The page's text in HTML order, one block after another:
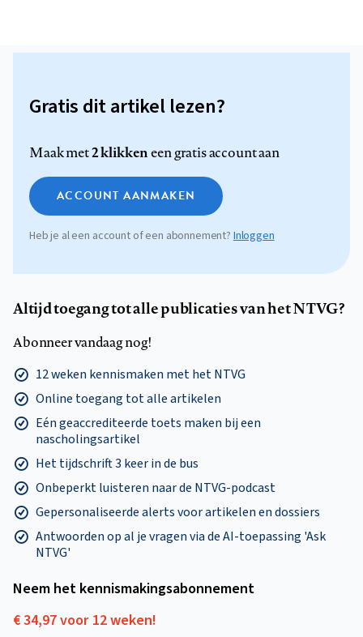
Gratis dit artikel lezen?
Maak met2 klikkeneen gratis account aan
ACCOUNT AANMAKEN
Heb je al een account of een abonnement? Inloggen
Altijd toegang tot alle publicaties van het NTVG?
Abonneer vandaag nog!
12 weken kennismaken met het NTVG
Online toegang tot alle artikelen
Eén geaccrediteerde toets maken bij een
nascholingsartikel
Het tijdschrift 3 keer in de bus
Onbeperkt luisteren naar de NTVG-podcast
Gepersonaliseerde alerts voor artikelen en dossiers
Antwoorden op al je vragen via de AI-toepassing 'Ask
NTVG'
Neem het kennismakings­abonnement
€ 34,97 voor 12 weken!